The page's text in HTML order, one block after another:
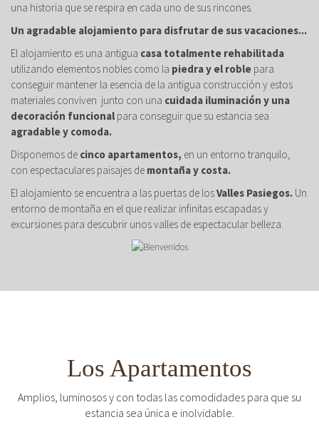
una historia que se respira en cada uno de sus rincones.
Un agradable alojamiento para disfrutar de sus vacaciones...
El alojamiento es una antigua casa totalmente rehabilitada
utilizando elementos nobles como la piedra y el roble para
conseguir mantener la esencia de la antigua construcción y estos
materiales conviven junto con una cuidada iluminación y una
decoración funcional para conseguir que su estancia sea
agradable y comoda.
Disponemos de cinco apartamentos, en un entorno tranquilo,
con espectaculares paisajes de montaña y costa.
El alojamiento se encuentra a las puertas de losValles Pasiegos. Un
entorno de montaña en el que realizar infinitas escapadas y
excursiones para descubrir unos valles de espectacular belleza.
Los Apartamentos
Amplios, luminosos y con todas las comodidades para que su
estancia sea única e inolvidable.